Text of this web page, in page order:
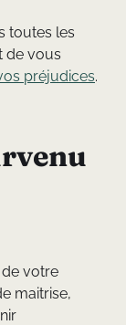
toutes les
de vous
préjudices.
de votre
maitrise,